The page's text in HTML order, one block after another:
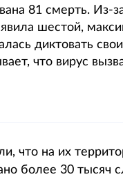
81 смерть. Из-
шестой,
диктовать
что вирус
что на их
более 30 тысяч